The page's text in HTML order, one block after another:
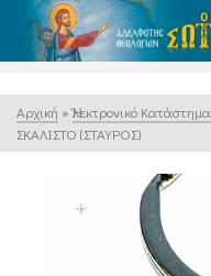
Αρχική » Ἠλεκτρονικό Κατάστημα
ΣΚΑΛΙΣΤΟ (ΣΤΑΥΡΟΣ)